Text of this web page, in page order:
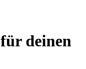
für deinen